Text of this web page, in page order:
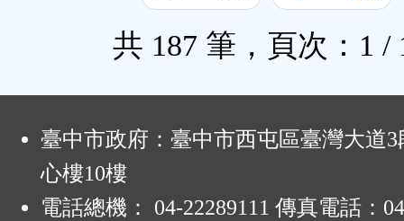
共 187 筆，頁次：1 /
臺中市政府：臺中市西屯區臺灣大道3
心樓10樓
電話總機： 04-22289111 傳真電話：